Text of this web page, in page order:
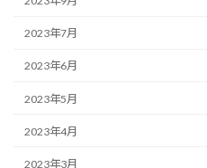
2023年7月
2023年6月
2023年5月
2023年4月
2023年3月